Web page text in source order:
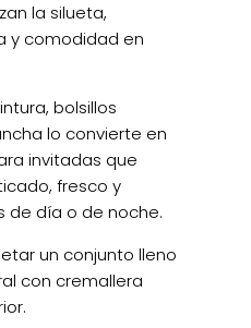
la silueta,
y comodidad en
bolsillos
lo convierte en
invitadas que
fresco y
de día o de noche.
un conjunto lleno
con cremallera